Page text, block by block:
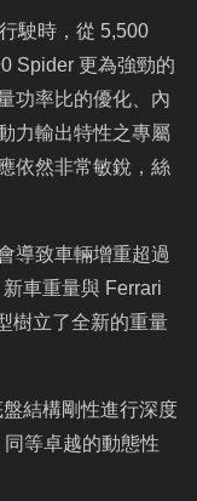
駛時，從 5,500
Spider 更為強勁的
功率比的優化、內
力輸出特性之專屬
依然非常敏銳，絲
導致車輛增重超過
車重量與 Ferrari
樹立了全新的重量
結構剛性進行深度
同等卓越的動態性